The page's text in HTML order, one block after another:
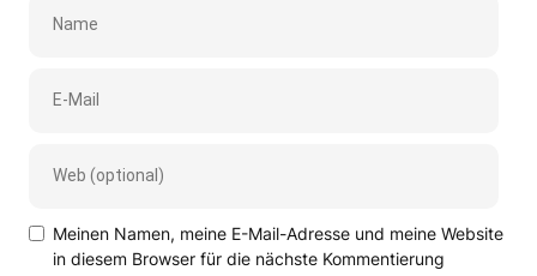
Meinen Namen, meine E-Mail-Adresse und meine Website
in diesem Browser für die nächste Kommentierung